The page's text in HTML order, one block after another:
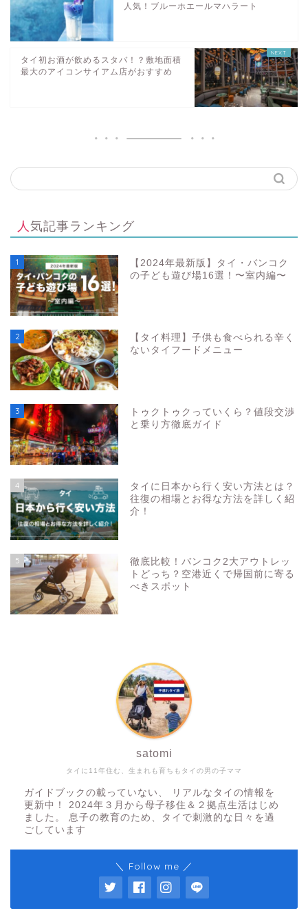
人気！ブルーホエールマハラート
タイ初お酒が飲めるスタバ！？敷地面積
最大のアイコンサイアム店がおすすめ
人気記事ランキング
1
【2024年最新版】タイ・バンコク
の子ども遊び場16選！〜室内編〜
2
【タイ料理】子供も食べられる辛く
ないタイフードメニュー
3
トゥクトゥクっていくら？値段交渉
と乗り方徹底ガイド
4
タイに日本から行く安い方法とは？
往復の相場とお得な方法を詳しく紹
介！
5
徹底比較！バンコク2大アウトレッ
トどっち？空港近くで帰国前に寄る
べきスポット
タイに11年住む、生まれも育ちもタイの男の子ママ
satomi
ガイドブックの載っていない、 リアルなタイの情報を
更新中！ 2024年３月から母子移住＆２拠点生活はじめ
ました。 息子の教育のため、タイで刺激的な日々を過
ごしています
＼ Follow me ／